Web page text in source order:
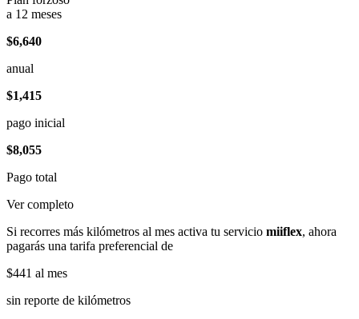
a 12 meses
$6,640
anual
$1,415
pago inicial
$8,055
Pago total
Ver completo
Si recorres más kilómetros al mes activa tu servicio miiflex, ahora
pagarás una tarifa preferencial de
$441 al mes
sin reporte de kilómetros